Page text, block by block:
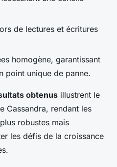
de lectures et écritures
homogène, garantissant
point unique de panne.
obtenus illustrent le
Cassandra, rendant les
robustes mais
les défis de la croissance